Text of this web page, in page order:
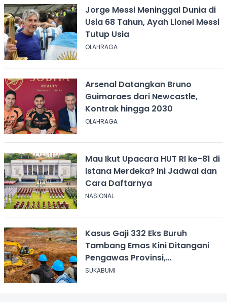
Jorge Messi Meninggal Dunia di
Usia 68 Tahun, Ayah Lionel Messi
Tutup Usia
OLAHRAGA
Arsenal Datangkan Bruno
Guimaraes dari Newcastle,
Kontrak hingga 2030
OLAHRAGA
Mau Ikut Upacara HUT RI ke-81 di
Istana Merdeka? Ini Jadwal dan
Cara Daftarnya
NASIONAL
Kasus Gaji 332 Eks Buruh
Tambang Emas Kini Ditangani
Pengawas Provinsi,
Disnakertrans Sukabumi Terus
SUKABUMI